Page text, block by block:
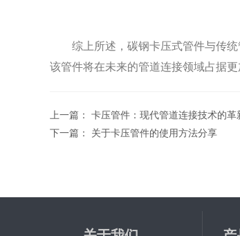
综上所述，碳钢卡压式管件与传统
该管件将在未来的管道连接领域占据更
上一篇： 卡压管件：现代管道连接技术的革
下一篇： 关于卡压管件的使用方法分享